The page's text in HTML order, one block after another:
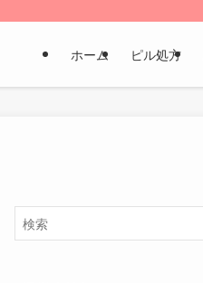
ホーム ピル処方